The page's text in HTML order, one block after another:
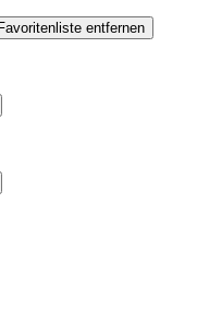
entfernen